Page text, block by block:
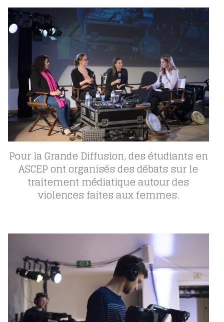
Pour la Grande Diffusion, des étudiants en
ASCEP ont organisés des débats sur le
traitement médiatique autour des
violences faites aux femmes.